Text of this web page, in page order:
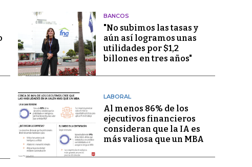
BANCOS
"No subimos las tasas y
aún así logramos unas
utilidades por $1,2
billones en tres años"
LABORAL
Al menos 86% de los
ejecutivos financieros
consideran que la IA es
más valiosa que un MBA